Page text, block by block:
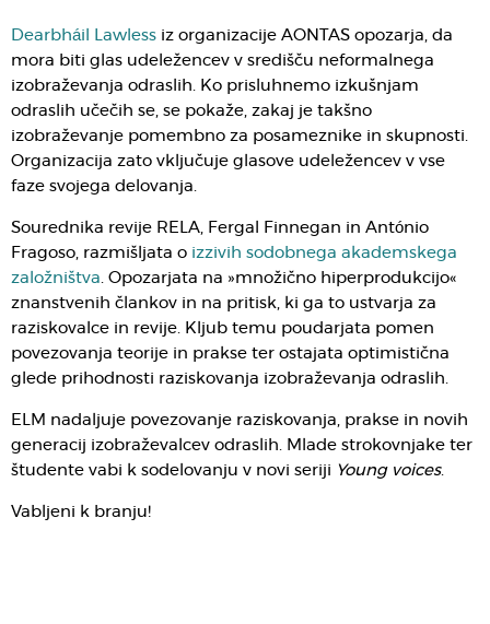
Dearbháil Lawless iz organizacije AONTAS opozarja, da
mora biti glas udeležencev v središču neformalnega
izobraževanja odraslih. Ko prisluhnemo izkušnjam
odraslih učečih se, se pokaže, zakaj je takšno
izobraževanje pomembno za posameznike in skupnosti.
Organizacija zato vključuje glasove udeležencev v vse
faze svojega delovanja.
Sourednika revije RELA, Fergal Finnegan in António
Fragoso, razmišljata o izzivih sodobnega akademskega
založništva. Opozarjata na »množično hiperprodukcijo«
znanstvenih člankov in na pritisk, ki ga to ustvarja za
raziskovalce in revije. Kljub temu poudarjata pomen
povezovanja teorije in prakse ter ostajata optimistična
glede prihodnosti raziskovanja izobraževanja odraslih.
ELM nadaljuje povezovanje raziskovanja, prakse in novih
generacij izobraževalcev odraslih. Mlade strokovnjake ter
študente vabi k sodelovanju v novi seriji Young voices.
Vabljeni k branju!